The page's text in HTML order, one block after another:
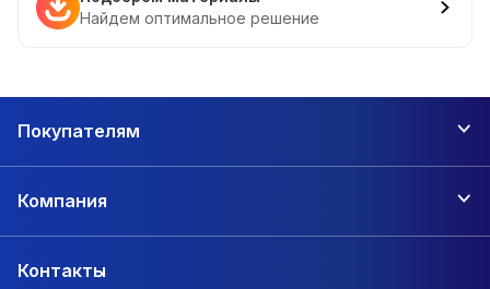
Найдем оптимальное решение
Покупателям
Компания
Контакты